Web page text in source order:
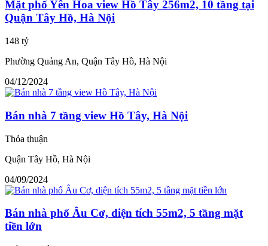
Mặt phố Yên Hoa view Hồ Tây 256m2, 10 tầng tại
Quận Tây Hồ, Hà Nội
148 tỷ
Phường Quảng An, Quận Tây Hồ, Hà Nội
04/12/2024
Bán nhà 7 tầng view Hồ Tây, Hà Nội
Thỏa thuận
Quận Tây Hồ, Hà Nội
04/09/2024
Bán nhà phố Âu Cơ, diện tích 55m2, 5 tầng mặt
tiền lớn